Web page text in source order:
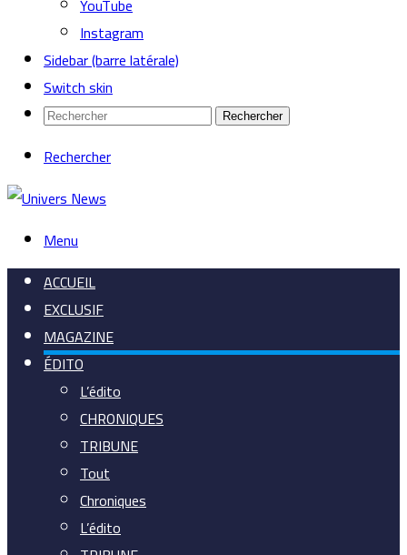
YouTube
Instagram
Sidebar (barre latérale)
Switch skin
Rechercher
Rechercher
Menu
ACCUEIL
EXCLUSIF
MAGAZINE
ÉDITO
L’édito
CHRONIQUES
TRIBUNE
Tout
Chroniques
L’édito